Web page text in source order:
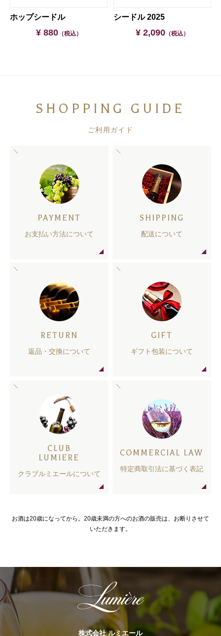
ホップシードル
¥ 880（税込）
シードル 2025
¥ 2,090 （税込）
SHOPPING GUIDE
ご利用ガイド
PAYMENT
お支払い方法について
SHIPPING
配送について
RETURN
返品・交換について
GIFT
ギフト包装について
CLUB
LUMIERE
クラブルミエールについて
COMMERCIAL LAW
特定商取引法に基づく表記
お酒は20歳になってから。20歳未満の方へのお酒の販売は、お断りさせて
いただきます。
株式会社 ルミエール